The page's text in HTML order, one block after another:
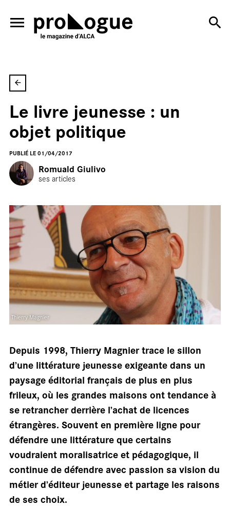
ALLER AU CONTENU PRINCIPAL
Le livre jeunesse : un
objet politique
PUBLIÉ LE 01/04/2017
Romuald Giulivo
ses articles
Thierry Magnier
Depuis 1998, Thierry Magnier trace le sillon
d’une littérature jeunesse exigeante dans un
paysage éditorial français de plus en plus
frileux, où les grandes maisons ont tendance à
se retrancher derrière l’achat de licences
étrangères. Souvent en première ligne pour
défendre une littérature que certains
voudraient moralisatrice et pédagogique, il
continue de défendre avec passion sa vision du
métier d’éditeur jeunesse et partage les raisons
de ses choix.